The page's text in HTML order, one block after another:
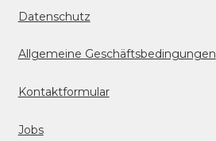
Datenschutz
Allgemeine Geschäftsbedingungen
Kontaktformular
Jobs